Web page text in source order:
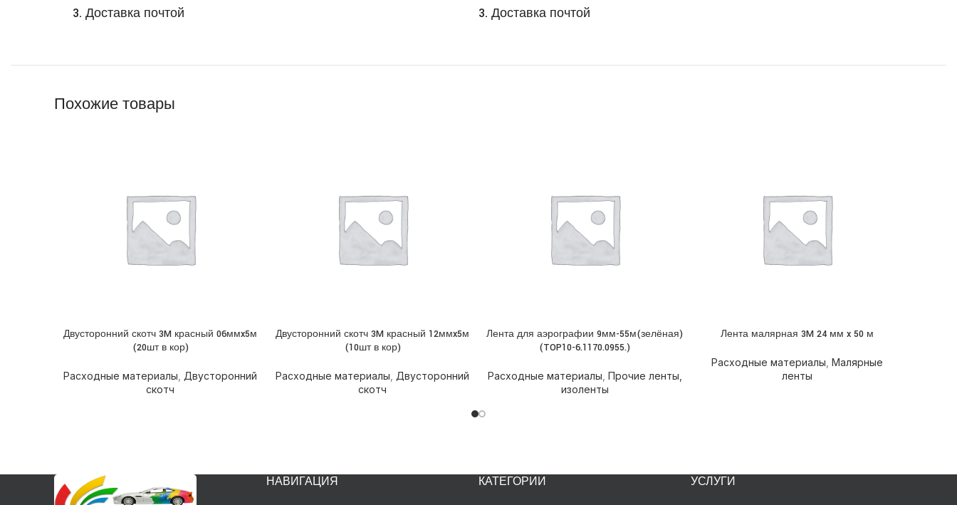
3. Доставка почтой
3. Доставка почтой
Похожие товары
ПОДРОБНЕЕ
Двусторонний скотч 3M красный 06ммx5м
(20шт в кор)
Расходные материалы Двусторонний
скотч
ПОДРОБНЕЕ
Двусторонний скотч 3M красный 12ммx5м
(10шт в кор)
Расходные материалы Двусторонний
скотч
ПОДРОБНЕЕ
Лента для аэрографии 9мм-55м(зелёная)
(TOP10-6.1170.0955.)
Расходные материалы Прочие ленты,
изоленты
ПОДРОБНЕЕ
Лента малярная 3M 24 мм x 50 м
Расходные материалы Малярные
ленты
НАВИГАЦИЯ КАТЕГОРИИ УСЛУГИ